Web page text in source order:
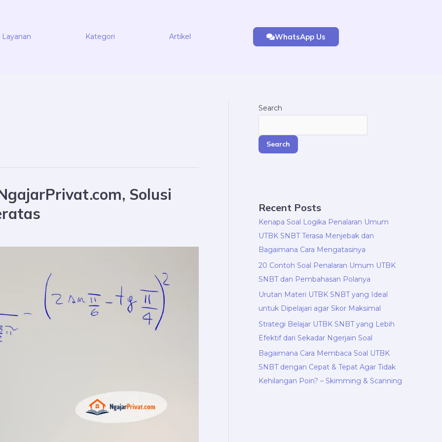
Layanan Kategori Artikel WhatsApp Us
Solusi
Search
Search
Recent Posts
Kenapa Soal Logika Penalaran Umum
UTBK SNBT Terasa Menjebak dan
Bagaimana Cara Mengatasinya
20 Contoh Soal Penalaran Umum UTBK
SNBT dan Pembahasan Polanya
Urutan Materi UTBK SNBT yang Ideal
untuk Dipelajari agar Skor Maksimal
Strategi Belajar UTBK SNBT yang Lebih
Efektif dari Sekadar Ngerjain Soal
Bagaimana Cara Membaca Soal UTBK
SNBT dengan Cepat & Tepat Agar Tidak
Kehilangan Poin? – Skimming & Scanning